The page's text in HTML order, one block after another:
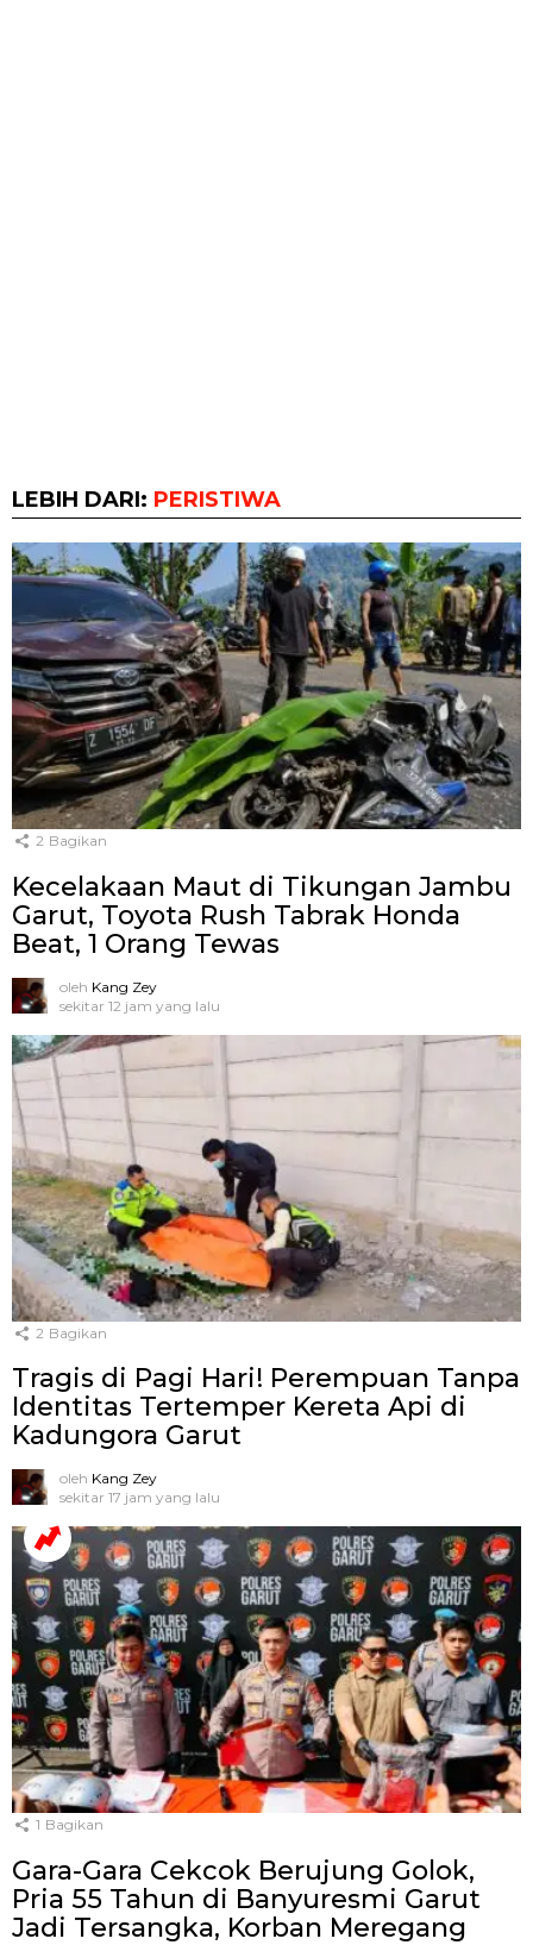
LEBIH DARI: PERISTIWA
2 Bagikan
Kecelakaan Maut di Tikungan Jambu
Garut, Toyota Rush Tabrak Honda
Beat, 1 Orang Tewas
oleh Kang Zey
sekitar 12 jam yang lalu
2 Bagikan
Tragis di Pagi Hari! Perempuan Tanpa
Identitas Tertemper Kereta Api di
Kadungora Garut
oleh Kang Zey
sekitar 17 jam yang lalu
1 Bagikan
Gara-Gara Cekcok Berujung Golok,
Pria 55 Tahun di Banyuresmi Garut
Jadi Tersangka, Korban Meregang